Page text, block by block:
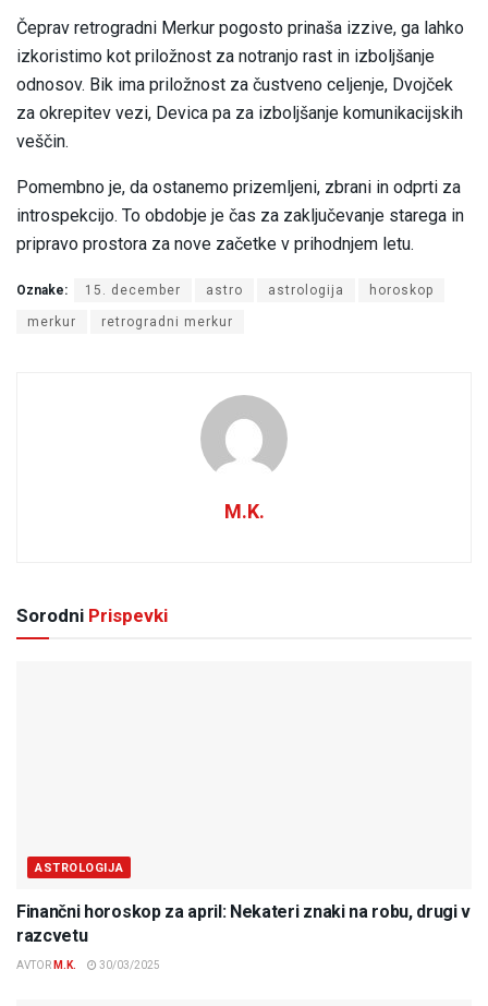
Čeprav retrogradni Merkur pogosto prinaša izzive, ga lahko
izkoristimo kot priložnost za notranjo rast in izboljšanje
odnosov. Bik ima priložnost za čustveno celjenje, Dvojček
za okrepitev vezi, Devica pa za izboljšanje komunikacijskih
veščin.
Pomembno je, da ostanemo prizemljeni, zbrani in odprti za
introspekcijo. To obdobje je čas za zaključevanje starega in
pripravo prostora za nove začetke v prihodnjem letu.
Oznake: 15. december astro astrologija horoskop
merkur retrogradni merkur
M.K.
Sorodni Prispevki
ASTROLOGIJA
Finančni horoskop za april: Nekateri znaki na robu, drugi v
razcvetu
AVTOR M.K. 30/03/2025